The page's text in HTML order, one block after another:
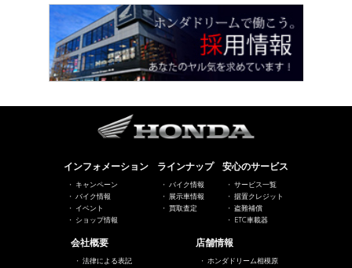
インフォメーション
キャンペーン
バイク情報
イベント
ショップ情報
ラインナップ
バイク情報
展示車情報
買取査定
安心のサービス
サービス一覧
据置クレジット
盗難補償
ETC車載器
会社概要
法律による表記
店舗情報
ホンダドリーム相模原